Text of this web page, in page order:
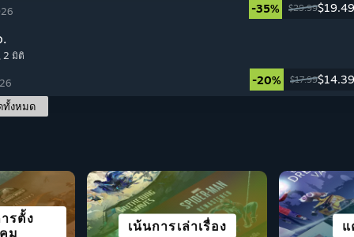
-35% $29.99$19.49
2 มิติ
-20% $17.99$14.39
ทั้งหมด
รตั้ง
ม
เน้นการเล่าเรื่อง
ท่องโลกกว้าง
ารณ์ เกม VR ส
กีฬาทั้งหมด